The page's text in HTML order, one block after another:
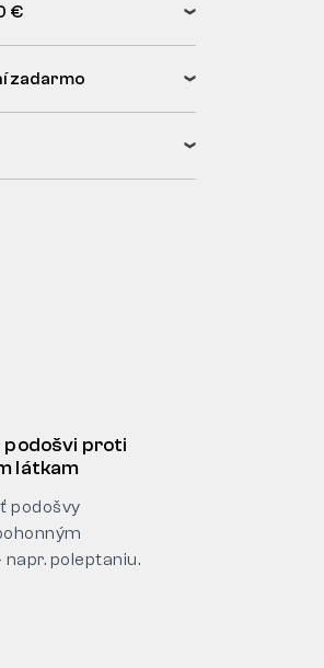
€
zadarmo
podošvi proti
látkam
podošvy
poleptaniu.